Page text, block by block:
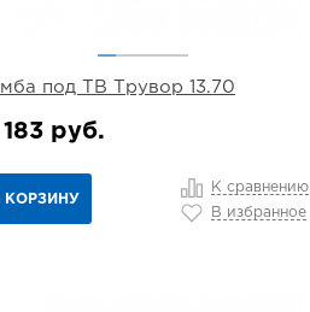
под ТВ Трувор 13.70
183 руб.
КОРЗИНУ
К сравнению
В избранное